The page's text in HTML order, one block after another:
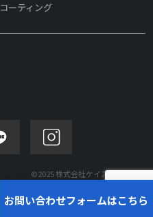
お問い合わせフォームはこちら
コーティング
©2025 株式会社ケイズモビリティ